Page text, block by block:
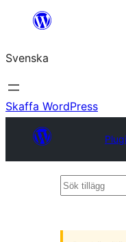
Hoppa
innehåll
Svenska
Skaffa WordPress
Sök